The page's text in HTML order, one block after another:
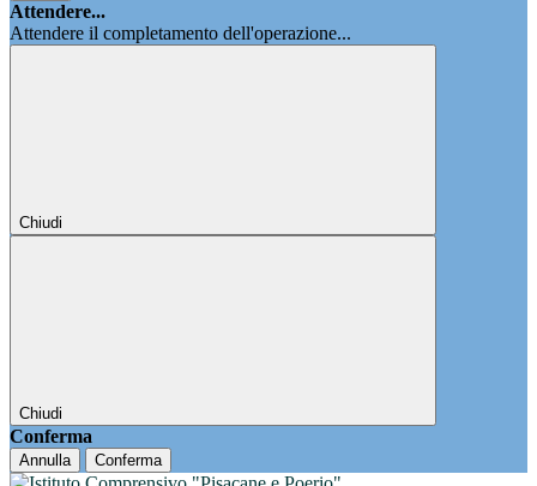
Attendere...
Attendere il completamento dell'operazione...
Chiudi
Chiudi
Conferma
Annulla Conferma